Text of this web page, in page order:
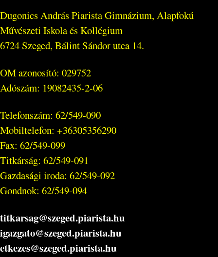
Dugonics András Piarista Gimnázium, Alapfokú
Művészeti Iskola és Kollégium
6724 Szeged, Bálint Sándor utca 14.
OM azonosító: 029752
Adószám: 19082435-2-06
Telefonszám: 62/549-090
Mobiltelefon: +36305356290
Fax: 62/549-099
Titkárság: 62/549-091
Gazdasági iroda: 62/549-092
Gondnok: 62/549-094
titkarsag@szeged.piarista.hu
igazgato@szeged.piarista.hu
etkezes@szeged.piarista.hu